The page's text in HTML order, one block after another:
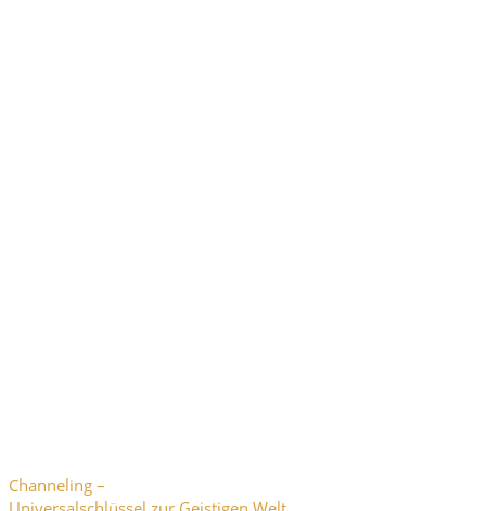
Channeling –